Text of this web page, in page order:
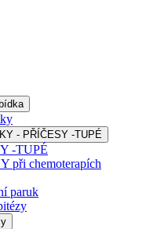
- PŘÍČESY -TUPÉ
-TUPÉ
při chemoterapích
paruk